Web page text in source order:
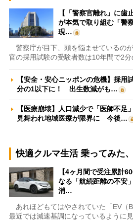
【「警察官離れ」に歯
が本気で取り組む「警
現…
警察庁が目下、頭を悩ませているの
官の採用試験の受験者数は10年間で2
【安全・安心ニッポンの危機】採用
分の1以下に！ 出生数減がも…
【医療崩壊】人口減少で「医師不足
見舞われ地域医療が限界に 今後…
快適クルマ生活 乗ってみた
【4ヶ月間で受注累計
なる「航続距離の不安
消…
あれほどもてはやされていた「EV（
最近では減速基調になっているように